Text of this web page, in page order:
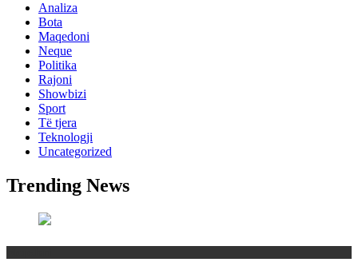
Analiza
Bota
Maqedoni
Neque
Politika
Rajoni
Showbizi
Sport
Të tjera
Teknologji
Uncategorized
Trending News